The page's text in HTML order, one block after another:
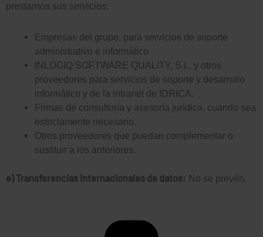
prestarnos sus servicios:
Empresas del grupo, para servicios de soporte
administrativo e informático
INLOGIQ SOFTWARE QUALITY, S.L. y otros
proveedores para servicios de soporte y desarrollo
informático y de la intranet de IDRICA.
Firmas de consultoría y asesoría jurídica, cuando sea
estrictamente necesario.
Otros proveedores que puedan complementar o
sustituir a los anteriores.
e) Transferencias internacionales de datos: No se prevén.